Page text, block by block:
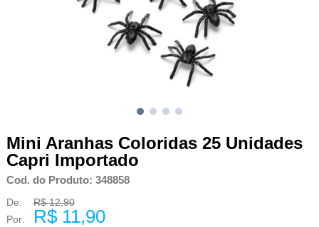
Mini Aranhas Coloridas 25 Unidades
Capri Importado
Cod. do Produto: 348858
De:
R$ 12,90
Por:
R$ 11,90